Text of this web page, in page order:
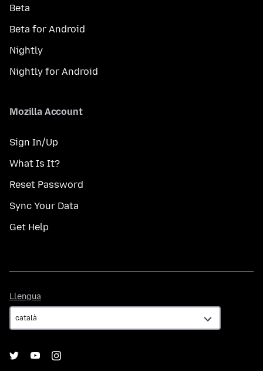
Beta
Beta for Android
Nightly
Nightly for Android
Mozilla Account
Sign In/Up
What Is It?
Reset Password
Sync Your Data
Get Help
Llengua